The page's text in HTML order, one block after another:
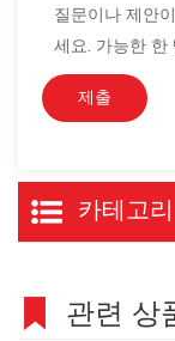
질문이나 제안
세요. 가능한
카테고리
관련 상